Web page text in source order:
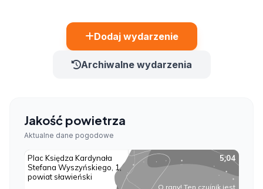
Dodaj wydarzenie
Archiwalne wydarzenia
Jakość powietrza
Aktualne dane pogodowe